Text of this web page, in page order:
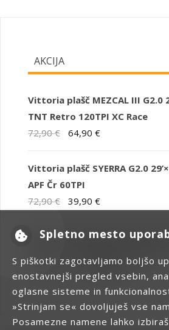
AKCIJA
Vittoria plašč MEZCAL III G2.0
TNT Retro 120TPI XC Race
72,90€
Izvirna
je
bila:
72,90 €.
64,90€Trenutna
je:
Vittoria plašč SYERRA G2.0
APF Čr 60TPI
72,90€
Izvirna
je
72,90 €.
39,90€Trenutna
je:
Električno mestno kolo
2.399,00€Izvirna
cena
bila:
1.590,00
Trenutna
je:
1.590,00
Spletno mesto
S piškotki zagotavljamo boljšo
enostavnejši pregled vsebin,
oglasne sisteme in
»Strinjam se« dovoljuješ vse
Posamezne namene lahko